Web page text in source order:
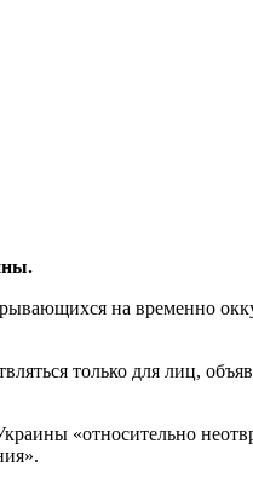
на временно
только для лиц,
«относительно